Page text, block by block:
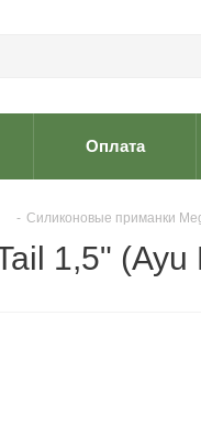
Оплата
- Силиконовые приманки
1,5" (Ayu